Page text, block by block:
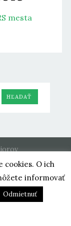
mesta
cookies. O ich
informovať
Odmietnuť